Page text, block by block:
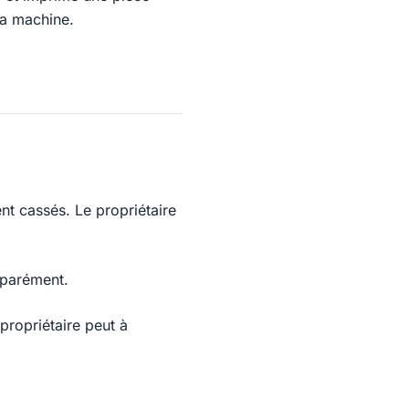
machine.
cassés. Le propriétaire
peut à